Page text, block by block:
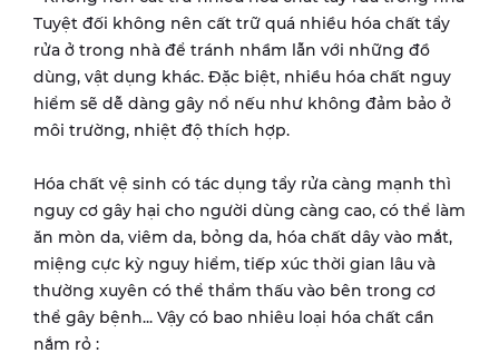
Tuyệt đối không nên cất trữ quá nhiều hóa chất tẩy
rửa ở trong nhà để tránh nhầm lẫn với những đồ
dùng, vật dụng khác. Đặc biệt, nhiều hóa chất nguy
hiểm sẽ dễ dàng gây nổ nếu như không đảm bảo ở
môi trường, nhiệt độ thích hợp.
Hóa chất vệ sinh có tác dụng tẩy rửa càng mạnh thì
nguy cơ gây hại cho người dùng càng cao, có thể làm
ăn mòn da, viêm da, bỏng da, hóa chất dây vào mắt,
miệng cực kỳ nguy hiểm, tiếp xúc thời gian lâu và
thường xuyên có thể thẩm thấu vào bên trong cơ
thể gây bệnh... Vậy có bao nhiêu loại hóa chất cần
nắm rỏ :